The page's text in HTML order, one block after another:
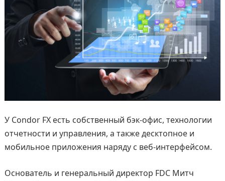
У Condor FX есть собственный бэк-офис, технологии
отчетности и управления, а также десктопное и
мобильное приложения наряду с веб-интерфейсом.
Основатель и генеральный директор FDC Митч